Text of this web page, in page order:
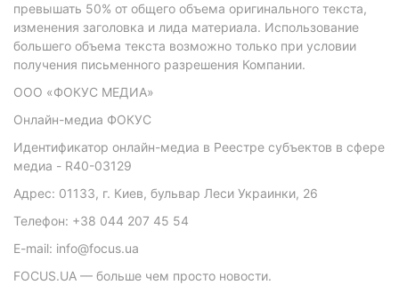
превышать 50% от общего объема оригинального текста,
изменения заголовка и лида материала. Использование
большего объема текста возможно только при условии
получения письменного разрешения Компании.
ООО «ФОКУС МЕДИА»
Онлайн-медиа ФОКУС
Идентификатор онлайн-медиа в Реестре субъектов в сфере
медиа - R40-03129
Адрес: 01133, г. Киев, бульвар Леси Украинки, 26
Телефон: +38 044 207 45 54
E-mail: info@focus.ua
FOCUS.UA — больше чем просто новости.